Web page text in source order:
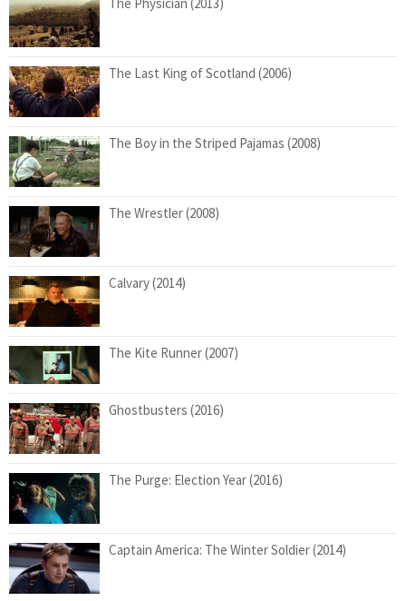
The Last King of Scotland (2006)
The Boy in the Striped Pajamas (2008)
The Wrestler (2008)
Calvary (2014)
The Kite Runner (2007)
Ghostbusters (2016)
The Purge: Election Year (2016)
Captain America: The Winter Soldier (2014)